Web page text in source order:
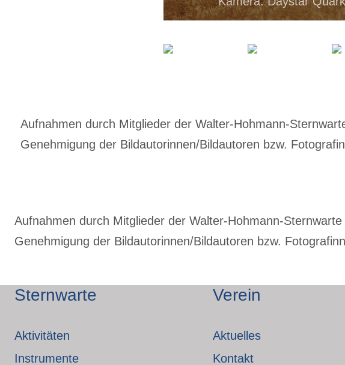
Aufnahmen durch Mitglieder der Walter-Hohmann-
Genehmigung der Bildautorinnen/Bildautoren bzw.
Aufnahmen durch Mitglieder der Walter-Hohmann-
Genehmigung der Bildautorinnen/Bildautoren bzw.
Sternwarte
Aktivitäten
Instrumente
Verein
Aktuelles
Kontakt